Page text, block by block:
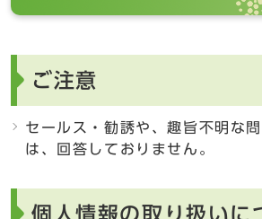
ご注意
セールス・勧誘や、趣旨不明な
は、回答しておりません。
個人情報の取り扱いに